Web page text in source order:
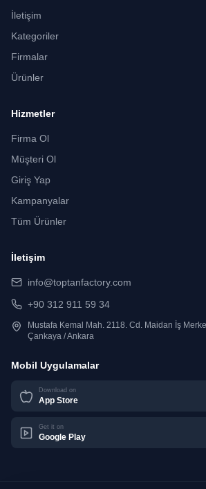
İletişim
Kategoriler
Firmalar
Ürünler
Hizmetler
Firma Ol
Müşteri Ol
Giriş Yap
Kampanyalar
Tüm Ürünler
İletişim
info@toptanfactory.com
+90 312 911 59 34
Mustafa Kemal Mah. 2118. Cd. Maidan İş
Çankaya / Ankara
Mobil Uygulamalar
Download on
App Store
Get it on
Google Play